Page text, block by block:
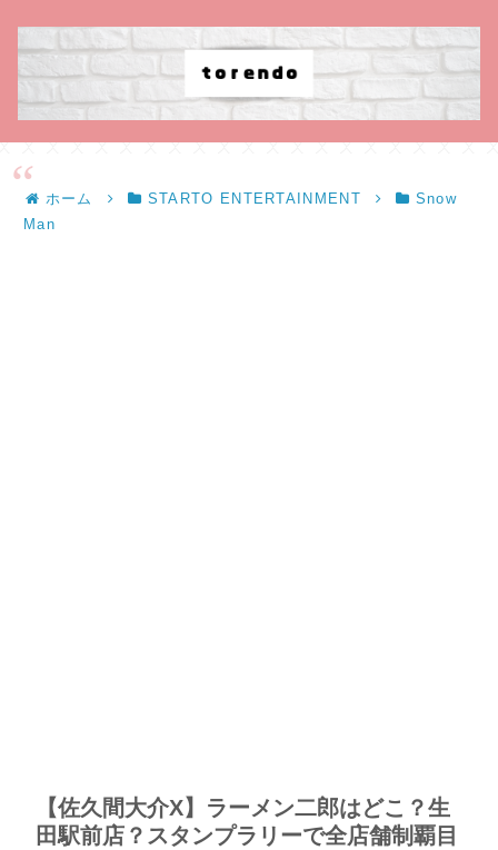
ホーム STARTO ENTERTAINMENT
Snow
Man
【佐久間大介X】ラーメン二郎はどこ？生
田駅前店？スタンプラリーで全店舗制覇目